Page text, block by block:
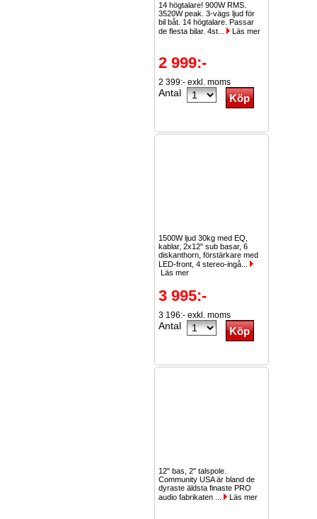
14 högtalare! 900W RMS.
3520W peak. 3-vägs ljud för
bil båt. 14 högtalare. Passar
de flesta bilar. 4st...
Läs mer
2 999:-
2 399:- exkl. moms
Antal
1500W ljud 30kg med EQ,
kablar, 2x12" sub basar, 6
diskanthorn, förstärkare med
LED-front, 4 stereo-ingå...
Läs mer
3 995:-
3 196:- exkl. moms
Antal
12" bas, 2" talspole.
Community USA är bland de
dyraste äldsta finaste PRO
audio fabrikaten ...
Läs mer